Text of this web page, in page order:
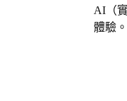
AI （
體驗。